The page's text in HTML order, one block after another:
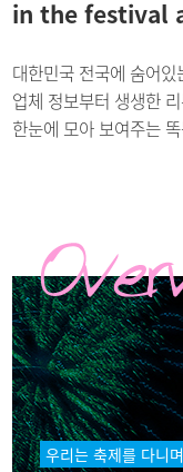
in the festival
대한민국 전국에 숨어
업체 정보부터 생생한
한눈에 모아 보여주는
우리는 축제를 다니